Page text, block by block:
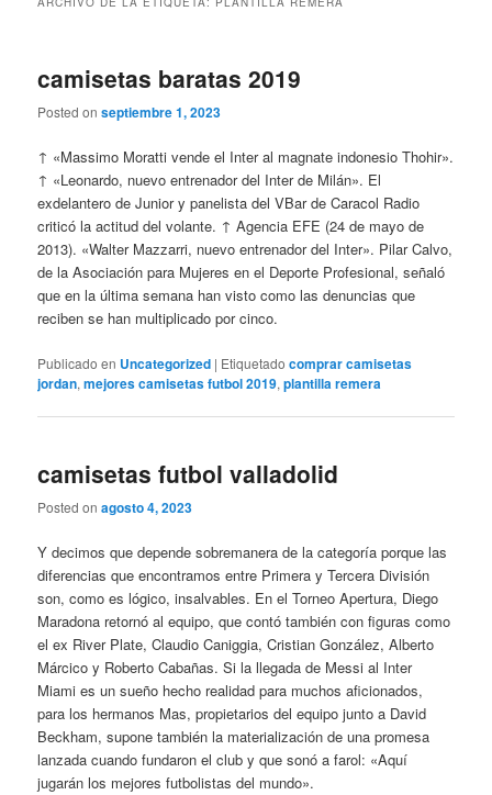
camisetas baratas 2019
Posted onseptiembre 1, 2023
↑ «Massimo Moratti vende el Inter al magnate indonesio Thohir».
↑ «Leonardo, nuevo entrenador del Inter de Milán». El
exdelantero de Junior y panelista del VBar de Caracol Radio
criticó la actitud del volante. ↑ Agencia EFE (24 de mayo de
2013). «Walter Mazzarri, nuevo entrenador del Inter». Pilar Calvo,
de la Asociación para Mujeres en el Deporte Profesional, señaló
que en la última semana han visto como las denuncias que
reciben se han multiplicado por cinco.
Publicado en Uncategorized | Etiquetado comprar camisetas
jordan,mejores camisetas futbol 2019,plantilla remera
camisetas futbol valladolid
Posted onagosto 4, 2023
Y decimos que depende sobremanera de la categoría porque las
diferencias que encontramos entre Primera y Tercera División
son, como es lógico, insalvables. En el Torneo Apertura, Diego
Maradona retornó al equipo, que contó también con figuras como
el ex River Plate, Claudio Caniggia, Cristian González, Alberto
Márcico y Roberto Cabañas. Si la llegada de Messi al Inter
Miami es un sueño hecho realidad para muchos aficionados,
para los hermanos Mas, propietarios del equipo junto a David
Beckham, supone también la materialización de una promesa
lanzada cuando fundaron el club y que sonó a farol: «Aquí
jugarán los mejores futbolistas del mundo».